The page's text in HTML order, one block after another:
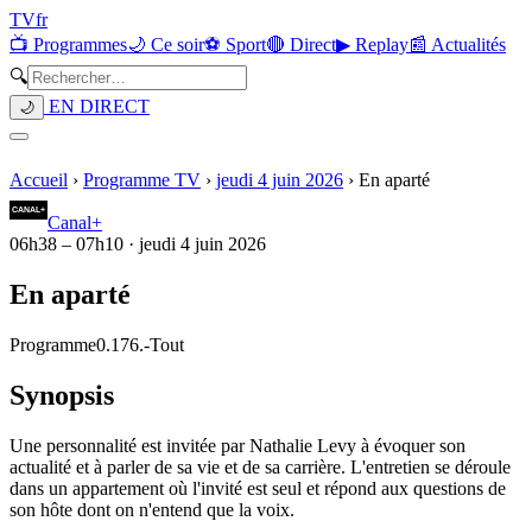
TVfr
📺 Programmes🌙 Ce soir⚽ Sport🔴 Direct▶ Replay📰 Actualités
🔍
🌙 EN DIRECT
Accueil › Programme TV › jeudi 4 juin 2026 › En aparté
Canal+
06h38 – 07h10 · jeudi 4 juin 2026
En aparté
Programme0.176.-Tout
Synopsis
Une personnalité est invitée par Nathalie Levy à évoquer son
actualité et à parler de sa vie et de sa carrière. L'entretien se déroule
dans un appartement où l'invité est seul et répond aux questions de
son hôte dont on n'entend que la voix.